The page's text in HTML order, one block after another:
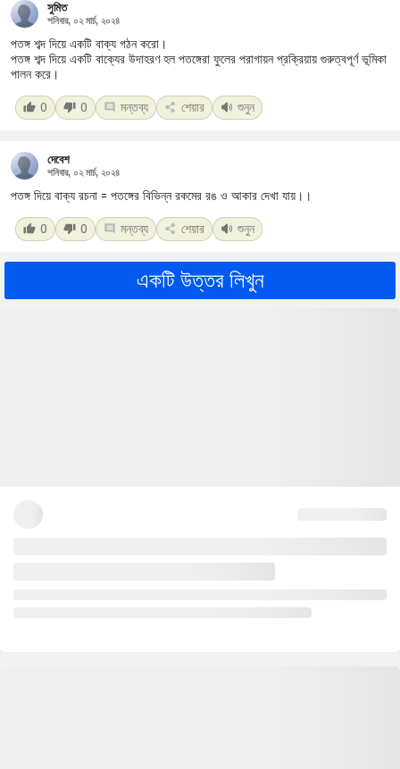
সুমিত
শনিবার, ০২ মার্চ, ২০২৪
পতঙ্গ শব্দ দিয়ে একটি বাক্য গঠন করো।
পতঙ্গ শব্দ দিয়ে একটি বাক্যের উদাহরণ হল পতঙ্গেরা ফুলের পরাগায়ন প্রক্রিয়ায় গুরুত্বপূর্ণ ভূমিকা
পালন করে।
0 0 মন্তব্য শেয়ার শুনুন
দেবেশ
শনিবার, ০২ মার্চ, ২০২৪
পতঙ্গ দিয়ে বাক্য রচনা = পতঙ্গের বিভিন্ন রকমের রঙ ও আকার দেখা যায়।।
0 0 মন্তব্য শেয়ার শুনুন
একটি উত্তর লিখুন